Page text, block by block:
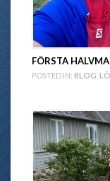
FÖRSTA
POSTED IN: BLOG